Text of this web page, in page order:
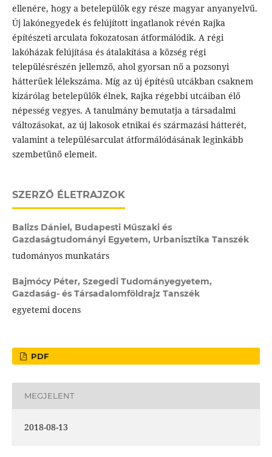
ellenére, hogy a betelepülők egy része magyar anyanyelvű.
Új lakónegyedek és felújított ingatlanok révén Rajka
építészeti arculata fokozatosan átformálódik. A régi
lakóházak felújítása és átalakítása a község régi
településrészén jellemző, ahol gyorsan nő a pozsonyi
hátterűek lélekszáma. Míg az új építésű utcákban csaknem
kizárólag betelepülők élnek, Rajka régebbi utcáiban élő
népesség vegyes. A tanulmány bemutatja a társadalmi
változásokat, az új lakosok etnikai és származási hátterét,
valamint a településarculat átformálódásának leginkább
szembetűnő elemeit.
SZERZŐ ÉLETRAJZOK
Balizs Dániel, Budapesti Műszaki és
Gazdaságtudományi Egyetem, Urbanisztika Tanszék
tudományos munkatárs
Bajmócy Péter, Szegedi Tudományegyetem,
Gazdaság- és Társadalomföldrajz Tanszék
egyetemi docens
PDF
MEGJELENT
2018-08-13